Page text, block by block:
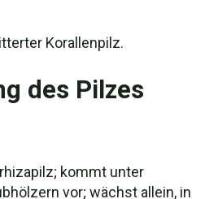
Korallenpilz.
des Pilzes
kommt unter
vor; wächst allein, in